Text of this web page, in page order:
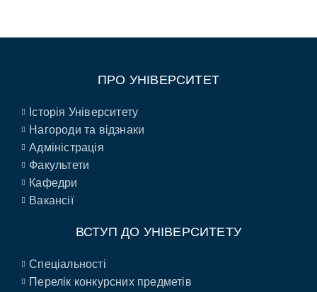
ПРО УНІВЕРСИТЕТ
Історія Університету
Нагороди та відзнаки
Адміністрація
Факультети
Кафедри
Вакансії
ВСТУП ДО УНІВЕРСИТЕТУ
Спеціальності
Перелік конкурсних предметів